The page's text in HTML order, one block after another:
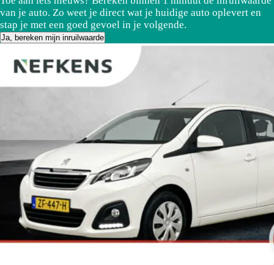
van je auto. Zo weet je direct wat je huidige auto oplevert en
stap je met een goed gevoel in je volgende.
Ja, bereken mijn inruilwaarde